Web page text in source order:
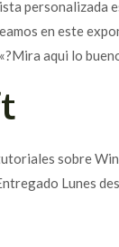
personalizada
en este
aqui lo
sobre
Lunes